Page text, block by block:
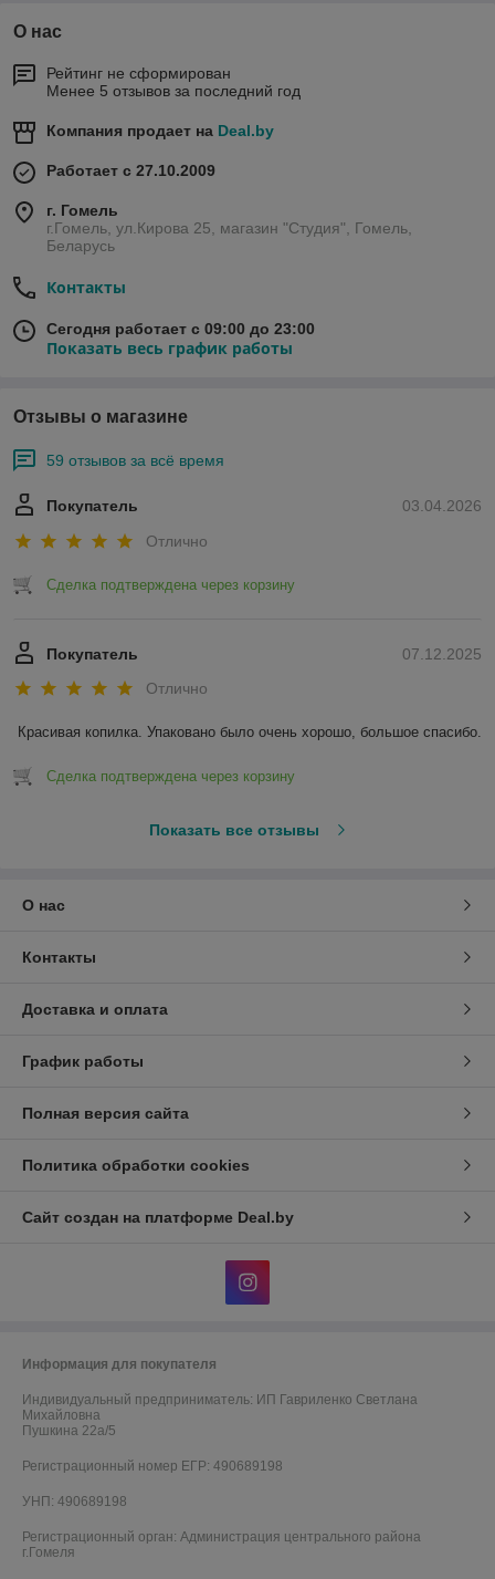
О нас
Рейтинг не сформирован
Менее 5 отзывов за последний год
Компания продает на Deal.by
Работает с 27.10.2009
г. Гомель
г.Гомель, ул.Кирова 25, магазин "Студия", Гомель,
Беларусь
Контакты
Сегодня работает с 09:00 до 23:00
Показать весь график работы
Отзывы о магазине
59 отзывов за всё время
03.04.2026
Покупатель
Отлично
Сделка подтверждена через корзину
07.12.2025
Покупатель
Отлично
Красивая копилка. Упаковано было очень хорошо, большое спасибо.
Сделка подтверждена через корзину
Показать все отзывы
О нас
Контакты
Доставка и оплата
График работы
Полная версия сайта
Политика обработки cookies
Сайт создан на платформе Deal.by
Информация для покупателя
Индивидуальный предприниматель: ИП Гавриленко Светлана
Михайловна
Пушкина 22а/5
Регистрационный номер ЕГР: 490689198
УНП: 490689198
Регистрационный орган: Администрация центрального района
г.Гомеля